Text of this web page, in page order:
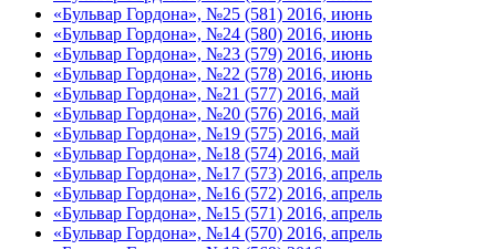
«Бульвар Гордона», №25 (581) 2016, июнь
«Бульвар Гордона», №24 (580) 2016, июнь
«Бульвар Гордона», №23 (579) 2016, июнь
«Бульвар Гордона», №22 (578) 2016, июнь
«Бульвар Гордона», №21 (577) 2016, май
«Бульвар Гордона», №20 (576) 2016, май
«Бульвар Гордона», №19 (575) 2016, май
«Бульвар Гордона», №18 (574) 2016, май
«Бульвар Гордона», №17 (573) 2016, апрель
«Бульвар Гордона», №16 (572) 2016, апрель
«Бульвар Гордона», №15 (571) 2016, апрель
«Бульвар Гордона», №14 (570) 2016, апрель